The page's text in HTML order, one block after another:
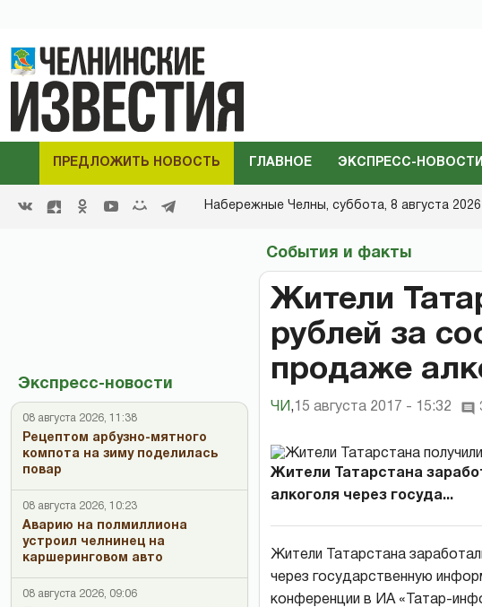
ПРЕДЛОЖИТЬ НОВОСТЬ ГЛАВНОЕ ЭКСПРЕСС-НОВОСТИ
Набережные Челны, суббота, 8 августа 2026
Экспресс-новости
08 августа 2026, 11:38
Рецептом арбузно-мятного
компота на зиму поделилась
повар
08 августа 2026, 10:23
Аварию на полмиллиона
устроил челнинец на
каршеринговом авто
08 августа 2026, 09:06
События и факты
Жители
рублей за
продаже
ЧИ , 15 августа 2017 - 15:32
Жители Татарстана
алкоголя через госуда...
Жители Татарстана
через государственную
конференции в ИА «Татар-